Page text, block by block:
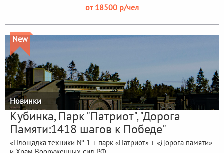
от 18500 р/чел
New
Новинки
Кубинка, Парк "Патриот", "Дорога
Памяти:1418 шагов к Победе"
«Площадка техники № 1 + парк «Патриот» + «Дорога памяти»